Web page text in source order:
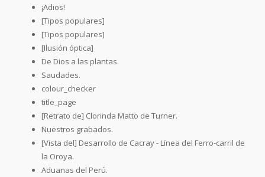
¡Adios!
[Tipos populares]
[Tipos populares]
[Ilusión óptica]
De Dios a las plantas.
Saudades.
colour_checker
title_page
[Retrato de] Clorinda Matto de Turner.
Nuestros grabados.
[Vista del] Desarrollo de Cacray - Línea del Ferro-carril de
la Oroya.
Aduanas del Perú.